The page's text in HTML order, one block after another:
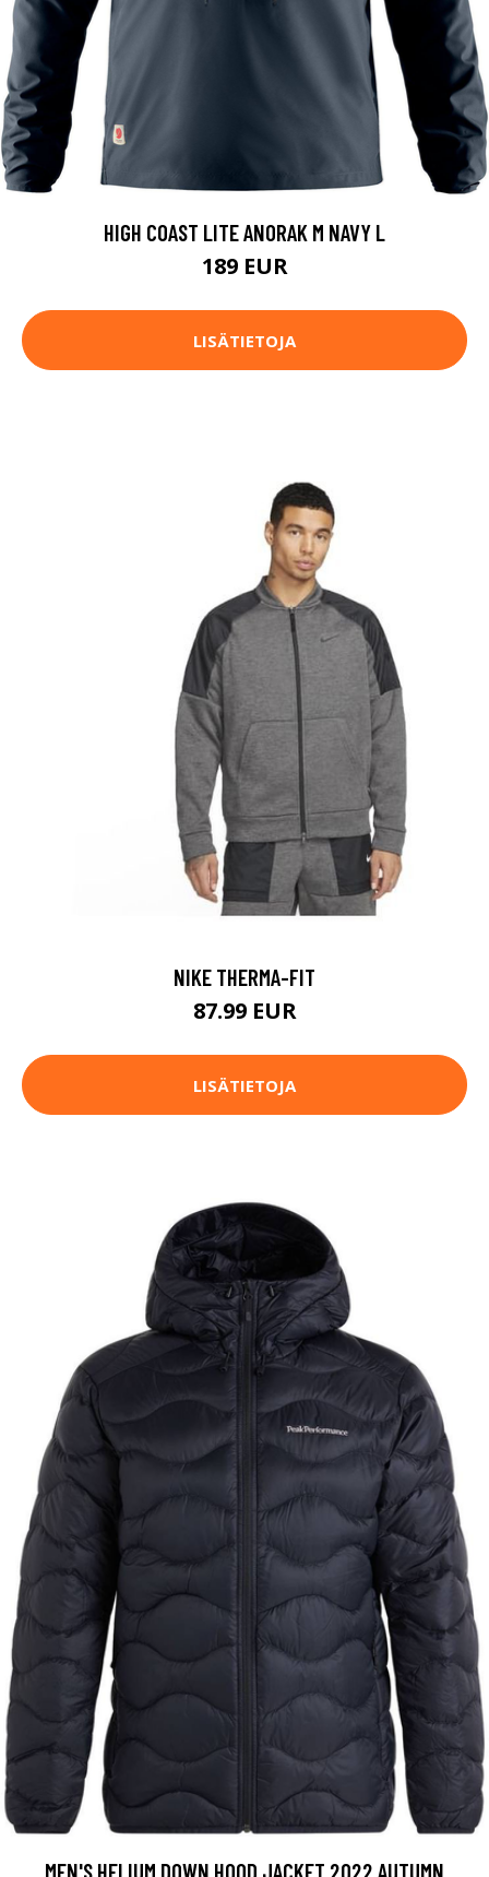
HIGH COAST LITE ANORAK M NAVY L
189 EUR
LISÄTIETOJA
NIKE THERMA-FIT
87.99 EUR
LISÄTIETOJA
MEN'S HELIUM DOWN HOOD JACKET 2022 AUTUMN